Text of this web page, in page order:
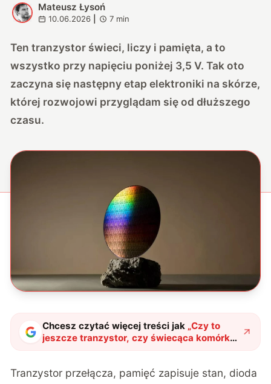
M
Mateusz Łysoń
10.06.2026 7 min
Ten tranzystor świeci, liczy i pamięta, a to
wszystko przy napięciu poniżej 3,5 V. Tak oto
zaczyna się następny etap elektroniki na skórze,
której rozwojowi przyglądam się od dłuższego
czasu.
Chcesz czytać więcej treści jak „Czy to
jeszcze tranzystor, czy świecąca komórka
nerwowa dla elektroniki?"?
Tranzystor przełącza, pamięć zapisuje stan, dioda